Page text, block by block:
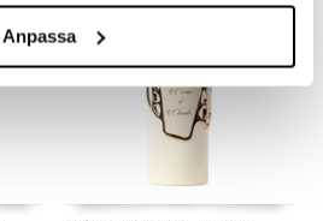
Anpassa